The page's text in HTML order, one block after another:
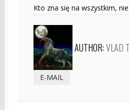
Kto zna się na wszystkim,
AUTHOR:VLAD
E-MAIL